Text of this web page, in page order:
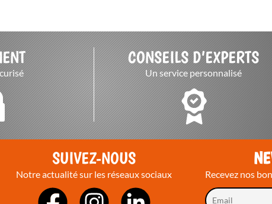
CONSEILS D’EXPERTS
Un service personnalisé
SUIVEZ-NOUS
Notre actualité sur les réseaux sociaux Recevez nos